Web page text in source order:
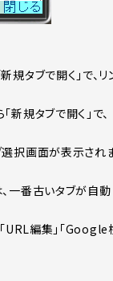
規タブで開く」で、リ
規タブで開く」で、
選択画面が表示され
一番古いタブが自動
URL編集」「Google